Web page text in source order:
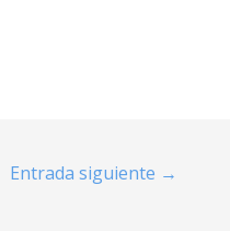
Entrada siguiente →